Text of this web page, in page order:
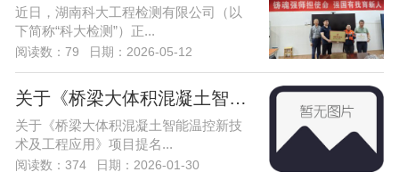
近日，湖南科大工程检测有限公司（以
下简称“科大检测”）正...
阅读数：79 日期：2026-05-12
关于《桥梁大体积混凝土智能温控新技术
关于《桥梁大体积混凝土智能温控新技
术及工程应用》项目提名...
阅读数：374 日期：2026-01-30